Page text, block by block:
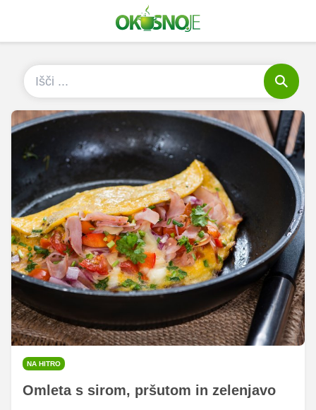
NA HITRO
Omleta s sirom, pršutom in zelenjavo